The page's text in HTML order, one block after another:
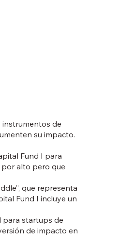
instrumentos de
su impacto.
Fund I para
por alto pero que
que representa
Fund I incluye un
para startups de
de impacto en